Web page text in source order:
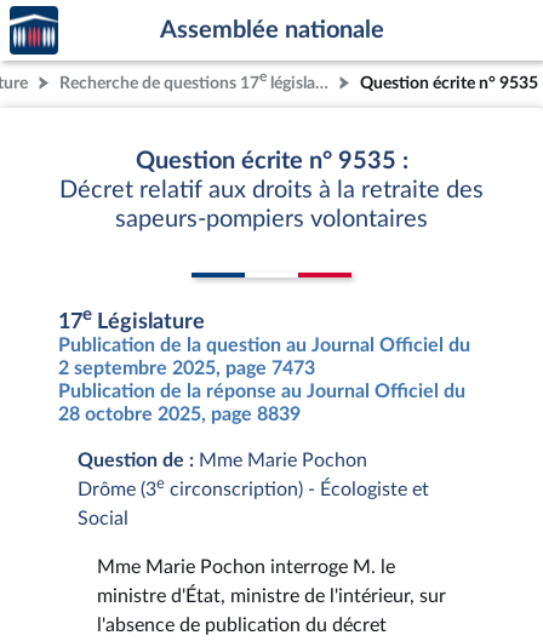
Aller au contenu
Aller en bas de la page
Accèder
à la
page
d'accueil
Assemblée nationale
Recherche de questions 17e législature Question écrite n° 9535
Question écrite n° 9535 :
Décret relatif aux droits à la retraite des
sapeurs-pompiers volontaires
17e Législature
Publication de la question au Journal Officiel du
2 septembre 2025, page 7473
Publication de la réponse au Journal Officiel du
28 octobre 2025, page 8839
Question de : Mme Marie Pochon
Drôme (3e circonscription) - Écologiste et
Social
Mme Marie Pochon interroge M. le
ministre d'État, ministre de l'intérieur, sur
l'absence de publication du décret